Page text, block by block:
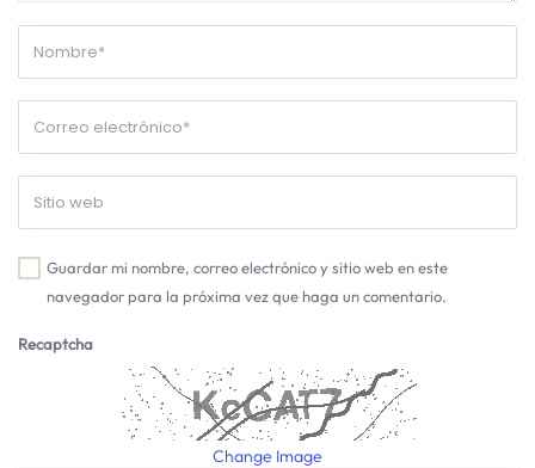
Guardar mi nombre, correo electrónico y sitio web en este
navegador para la próxima vez que haga un comentario.
Recaptcha
Change Image